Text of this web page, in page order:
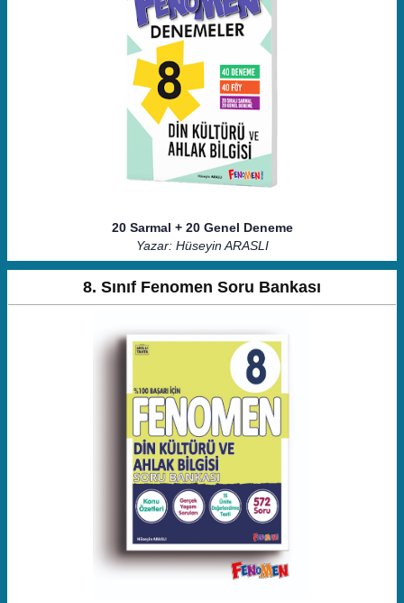
20 Sarmal + 20 Genel Deneme
Yazar: Hüseyin ARASLI
8. Sınıf Fenomen Soru Bankası